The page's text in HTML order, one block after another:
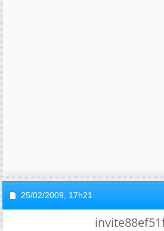
25/02/2009, 17h21